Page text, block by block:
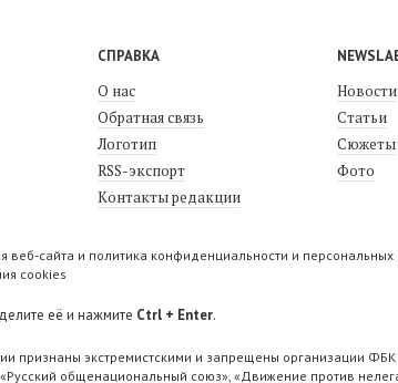
СПРАВКА
О нас
Обратная связь
Логотип
RSS-экспорт
Контакты редакции
Новости
Статьи
Сюжеты
Фото
веб-сайта и политика конфиденциальности и
cookies
её и нажмите Ctrl + Enter.
признаны экстремистскими и запрещены организации
общенациональный союз», «Движение против